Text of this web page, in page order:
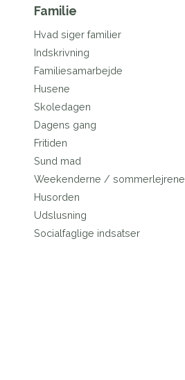
Familie
Hvad siger familier
Indskrivning
Familiesamarbejde
Husene
Skoledagen
Dagens gang
Fritiden
Sund mad
Weekenderne / sommerlejrene
Husorden
Udslusning
Socialfaglige indsatser